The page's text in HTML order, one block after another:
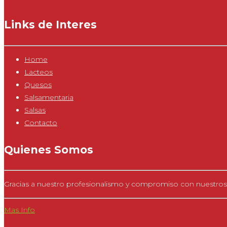
Links de Interes
Home
Lacteos
Quesos
Salsamentaria
Salsas
Contacto
Quienes Somos
Gracias a nuestro profesionalismo y compromiso con
Mas Info